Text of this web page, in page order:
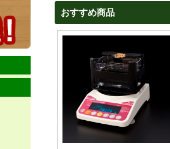
おすすめ商品